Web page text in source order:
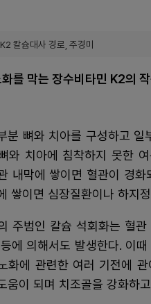
칼슘대사 경로, 주경미
를 막는 장수비타민 K2의
분 뼈와 치아를 구성하고
와 치아에 침착하지 못한
내막에 쌓이면 혈관이 경
쌓이면 심장질환이나 하지
주범인 칼슘 석회화는 혈
에 의해서도 발생한다. 이
화에 관련한 여러 기전에
움이 되며 치조골을 강화하